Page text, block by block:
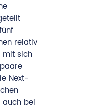
relativ
mit sich
Next-
auch bei